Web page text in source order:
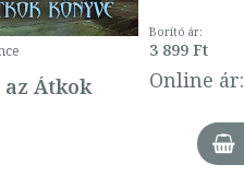
az Átkok
Borító ár:
3 899 Ft
Online ár: